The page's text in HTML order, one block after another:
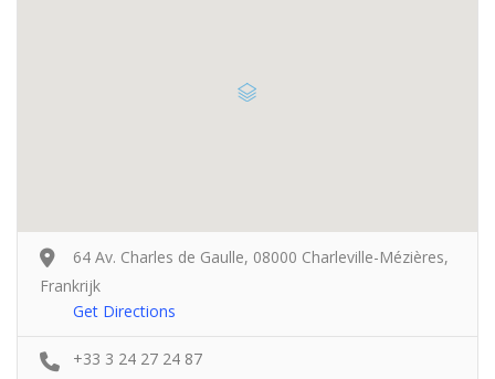
64 Av. Charles de Gaulle, 08000 Charleville-Mézières,
Frankrijk
Get Directions
+33 3 24 27 24 87